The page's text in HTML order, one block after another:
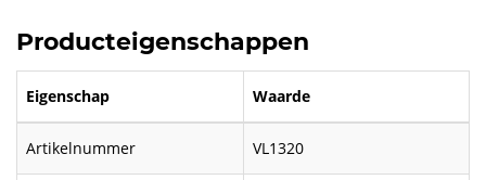
Producteigenschappen
Eigenschap Waarde
Artikelnummer VL1320